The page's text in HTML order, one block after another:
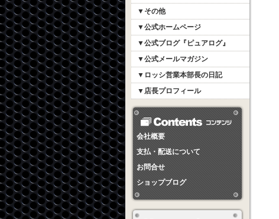
▼その他
▼公式ホームページ
▼公式ブログ『ピュアログ』
▼公式メールマガジン
▼ロッシ営業本部長の日記
▼店長プロフィール
会社概要
支払・配送について
お問合せ
ショップブログ